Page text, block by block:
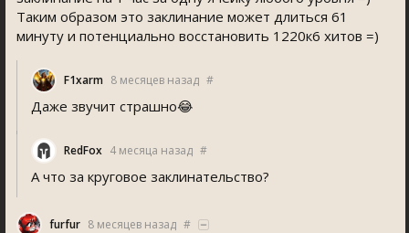
Таким образом это заклинание может длиться 61
минуту и потенциально восстановить 1220к6 хитов =)
F1xarm 8 месяцев назад #
Даже звучит страшно😂
RedFox 4 месяца назад #
А что за круговое заклинательство?
furfur 8 месяцев назад #